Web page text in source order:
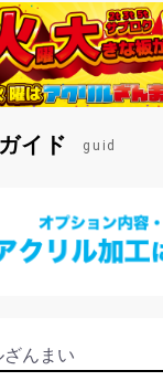
イド guid
んまい